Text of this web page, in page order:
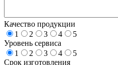
Качество продукции
1
2 3 4
5
Уровень сервиса
1
2 3 4
5
Срок изготовления